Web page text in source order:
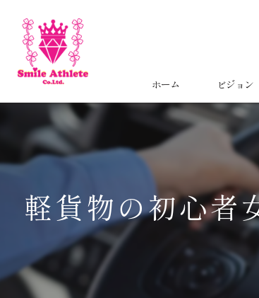
ホーム ビジョン
軽貨物の初心者